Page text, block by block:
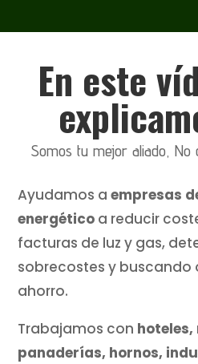
En este
Somos tu mejor aliado, No
Ayudamos aempresas
energético a reducir
facturas de luz y gas,
sobrecostes y buscando
ahorro.
Trabajamos con
panaderías, hornos,